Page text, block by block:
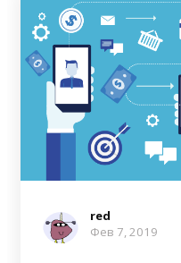
red
Фев 7, 2019